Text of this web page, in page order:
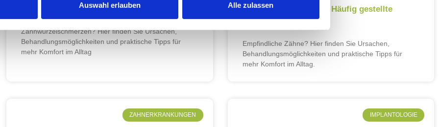
Auswahl erlauben Alle zulassen
Zahnwurzelschmerzen
Zahnwurzelschmerzen? Hier finden Sie Ursachen,
Behandlungsmöglichkeiten und praktische Tipps für
mehr Komfort im Alltag
Zahnempfindlichkeit – Häufig gestellte
Fragen und Antworten
Empfindliche Zähne? Hier finden Sie Ursachen,
Behandlungsmöglichkeiten und praktische Tipps für
mehr Komfort im Alltag.
ZAHNERKRANKUNGEN IMPLANTOLOGIE